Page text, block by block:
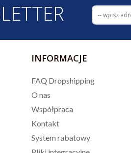
INFORMACJE
FAQ Dropshipping
O nas
Współpraca
Kontakt
System rabatowy